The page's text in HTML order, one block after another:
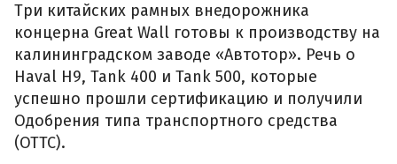
Три китайских рамных внедорожника
концерна Great Wall готовы к производству на
калининградском заводе «Автотор». Речь о
Haval H9, Tank 400 и Tank 500, которые
успешно прошли сертификацию и получили
Одобрения типа транспортного средства
(ОТТС).